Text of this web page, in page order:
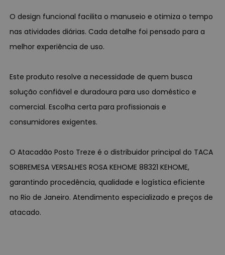
O design funcional facilita o manuseio e otimiza o tempo
nas atividades diárias. Cada detalhe foi pensado para a
melhor experiência de uso.
Este produto resolve a necessidade de quem busca
solução confiável e duradoura para uso doméstico e
comercial. Escolha certa para profissionais e
consumidores exigentes.
O Atacadão Posto Treze é o distribuidor principal do TACA
SOBREMESA VERSALHES ROSA KEHOME 88321 KEHOME,
garantindo procedência, qualidade e logística eficiente
no Rio de Janeiro. Atendimento especializado e preços de
atacado.